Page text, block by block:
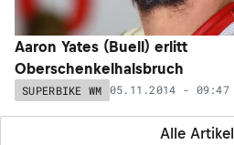
Alle Artikel
Aaron Yates (Buell) erlitt
Oberschenkelhalsbruch
SUPERBIKE WM 05.11.2014 - 09:47